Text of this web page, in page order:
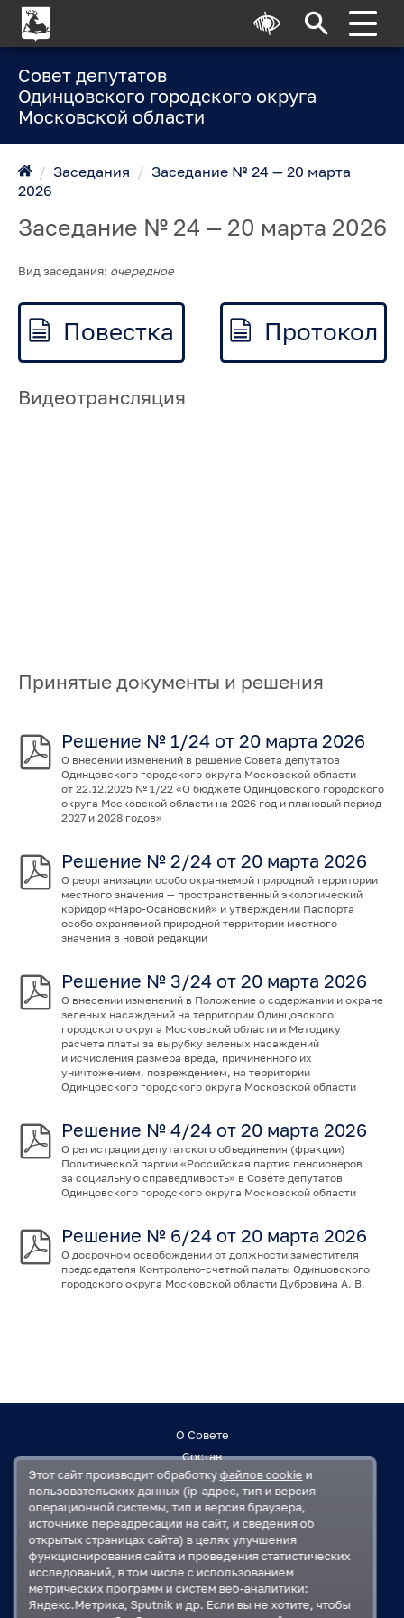
Совет депутатов
Одинцовского городского округа
Московской области
/ Заседания / Заседание № 24 — 20 марта
2026
Заседание № 24 — 20 марта 2026
Вид заседания: очередное
Повестка Протокол
Видеотрансляция
Принятые документы и решения
Решение № 1/24 от 20 марта 2026
О внесении изменений в решение Совета депутатов
Одинцовского городского округа Московской области
от 22.12.2025 № 1/22 «О бюджете Одинцовского городского
округа Московской области на 2026 год и плановый период
2027 и 2028 годов»
Решение № 2/24 от 20 марта 2026
О реорганизации особо охраняемой природной территории
местного значения — пространственный экологический
коридор «Наро-Осановский» и утверждении Паспорта
особо охраняемой природной территории местного
значения в новой редакции
Решение № 3/24 от 20 марта 2026
О внесении изменений в Положение о содержании и охране
зеленых насаждений на территории Одинцовского
городского округа Московской области и Методику
расчета платы за вырубку зеленых насаждений
и исчисления размера вреда, причиненного их
уничтожением, повреждением, на территории
Одинцовского городского округа Московской области
Решение № 4/24 от 20 марта 2026
О регистрации депутатского объединения (фракции)
Политической партии «Российская партия пенсионеров
за социальную справедливость» в Совете депутатов
Одинцовского городского округа Московской области
Решение № 6/24 от 20 марта 2026
О досрочном освобождении от должности заместителя
председателя Контрольно-счетной палаты Одинцовского
городского округа Московской области Дубровина А. В.
О Совете
Состав
Заседания
Контакты
Регламент
План работ
Решения
Этот сайт производит обработкуфайлов cookie и
пользовательских данных (ip-адрес, тип и версия
операционной системы, тип и версия браузера,
источнике переадресации на сайт, и сведения об
открытых страницах сайта) в целях улучшения
функционирования сайта и проведения статистических
исследований, в том числе с использованием
метрических программ и систем веб-аналитики:
Яндекс.Метрика, Sputnik и др. Если вы не хотите, чтобы